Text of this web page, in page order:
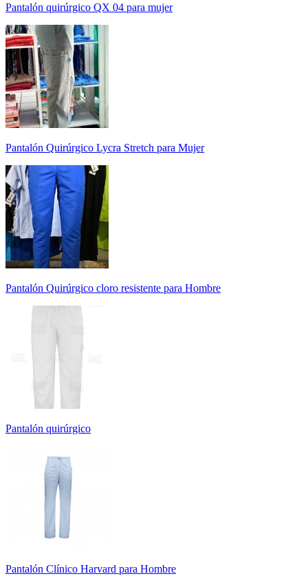
Pantalón quirúrgico QX 04 para mujer
Pantalón Quirúrgico Lycra Stretch para Mujer
Pantalón Quirúrgico cloro resistente para Hombre
Pantalón quirúrgico
Pantalón Clínico Harvard para Hombre